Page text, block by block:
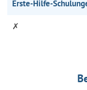
Erste-Hilfe-
✗